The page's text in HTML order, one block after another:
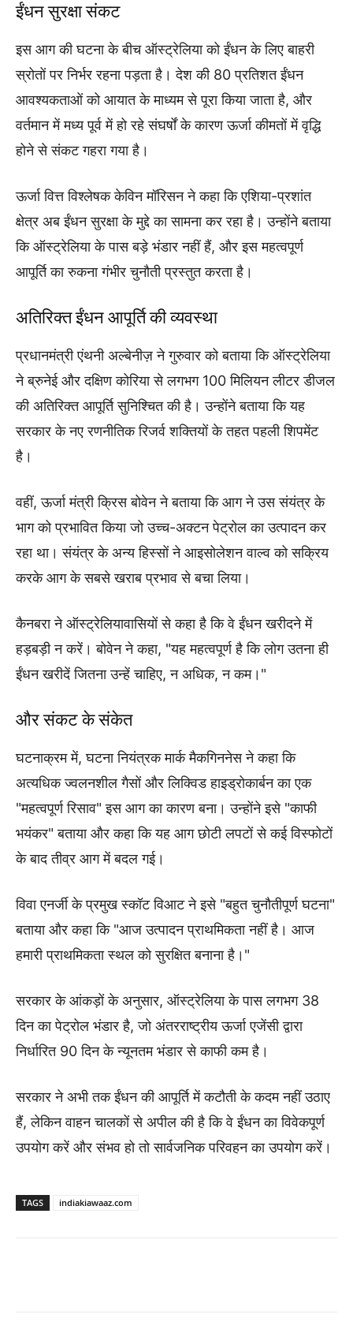
ईंधन सुरक्षा संकट
इस आग की घटना के बीच ऑस्ट्रेलिया को ईंधन के लिए बाहरी
स्रोतों पर निर्भर रहना पड़ता है। देश की 80 प्रतिशत ईंधन
आवश्यकताओं को आयात के माध्यम से पूरा किया जाता है, और
वर्तमान में मध्य पूर्व में हो रहे संघर्षों के कारण ऊर्जा कीमतों में वृद्धि
होने से संकट गहरा गया है।
ऊर्जा वित्त विश्लेषक केविन मॉरिसन ने कहा कि एशिया-प्रशांत
क्षेत्र अब ईंधन सुरक्षा के मुद्दे का सामना कर रहा है। उन्होंने बताया
कि ऑस्ट्रेलिया के पास बड़े भंडार नहीं हैं, और इस महत्वपूर्ण
आपूर्ति का रुकना गंभीर चुनौती प्रस्तुत करता है।
अतिरिक्त ईंधन आपूर्ति की व्यवस्था
प्रधानमंत्री एंथनी अल्बेनीज़ ने गुरुवार को बताया कि ऑस्ट्रेलिया
ने ब्रुनेई और दक्षिण कोरिया से लगभग 100 मिलियन लीटर डीजल
की अतिरिक्त आपूर्ति सुनिश्चित की है। उन्होंने बताया कि यह
सरकार के नए रणनीतिक रिजर्व शक्तियों के तहत पहली शिपमेंट
है।
वहीं, ऊर्जा मंत्री क्रिस बोवेन ने बताया कि आग ने उस संयंत्र के
भाग को प्रभावित किया जो उच्च-अक्टन पेट्रोल का उत्पादन कर
रहा था। संयंत्र के अन्य हिस्सों ने आइसोलेशन वाल्व को सक्रिय
करके आग के सबसे खराब प्रभाव से बचा लिया।
कैनबरा ने ऑस्ट्रेलियावासियों से कहा है कि वे ईंधन खरीदने में
हड़बड़ी न करें। बोवेन ने कहा, "यह महत्वपूर्ण है कि लोग उतना ही
ईंधन खरीदें जितना उन्हें चाहिए, न अधिक, न कम।"
और संकट के संकेत
घटनाक्रम में, घटना नियंत्रक मार्क मैकगिननेस ने कहा कि
अत्यधिक ज्वलनशील गैसों और लिक्विड हाइड्रोकार्बन का एक
"महत्वपूर्ण रिसाव" इस आग का कारण बना। उन्होंने इसे "काफी
भयंकर" बताया और कहा कि यह आग छोटी लपटों से कई विस्फोटों
के बाद तीव्र आग में बदल गई।
विवा एनर्जी के प्रमुख स्कॉट विआट ने इसे "बहुत चुनौतीपूर्ण घटना"
बताया और कहा कि "आज उत्पादन प्राथमिकता नहीं है। आज
हमारी प्राथमिकता स्थल को सुरक्षित बनाना है।"
सरकार के आंकड़ों के अनुसार, ऑस्ट्रेलिया के पास लगभग 38
दिन का पेट्रोल भंडार है, जो अंतरराष्ट्रीय ऊर्जा एजेंसी द्वारा
निर्धारित 90 दिन के न्यूनतम भंडार से काफी कम है।
सरकार ने अभी तक ईंधन की आपूर्ति में कटौती के कदम नहीं उठाए
हैं, लेकिन वाहन चालकों से अपील की है कि वे ईंधन का विवेकपूर्ण
उपयोग करें और संभव हो तो सार्वजनिक परिवहन का उपयोग करें।
TAGS indiakiawaaz.com